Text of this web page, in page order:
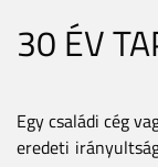
30 ÉV
Egy családi cég
eredeti